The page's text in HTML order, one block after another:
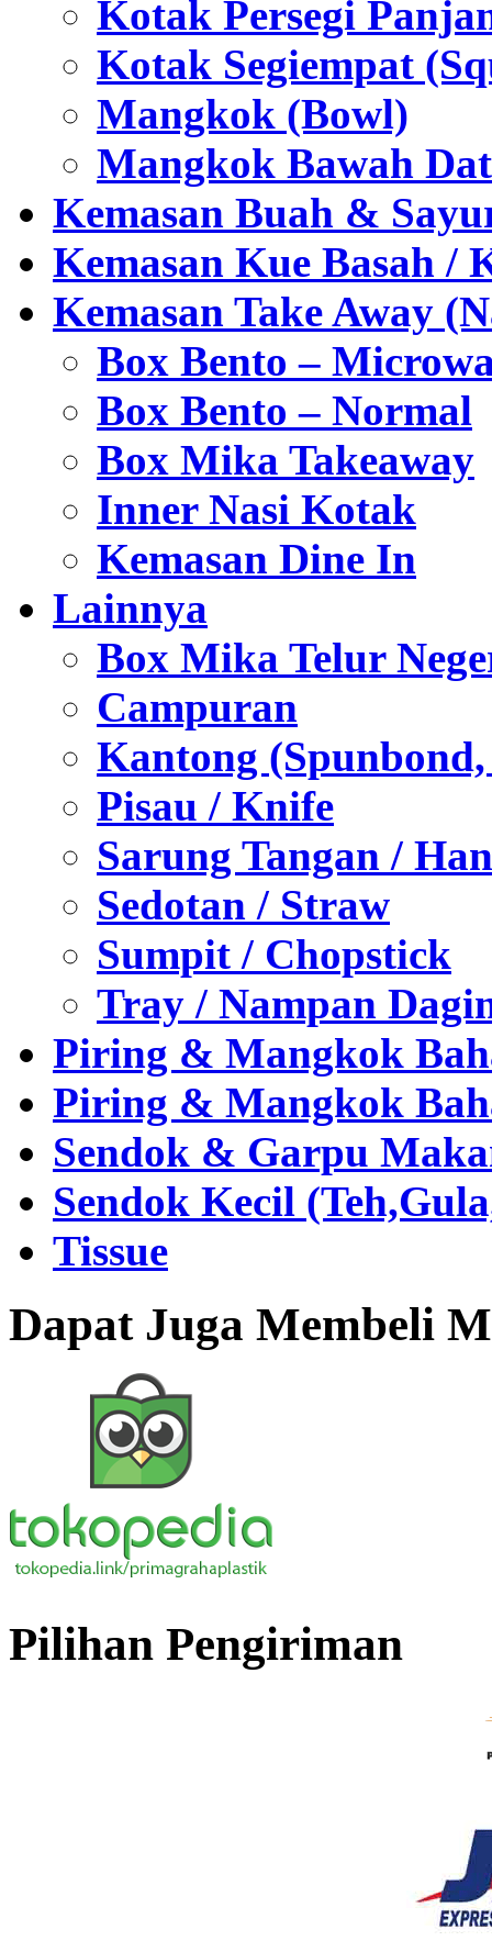
Kotak Persegi
Kotak Segiempat
Mangkok (Bowl)
Mangkok Bawah
Kemasan Buah &
Kemasan Kue Basah /
Kemasan Take Away
Box Bento –
Box Bento – Normal
Box Mika Takeaway
Inner Nasi Kotak
Kemasan Dine In
Lainnya
Box Mika Telur
Campuran
Kantong
Pisau / Knife
Sarung Tangan /
Sedotan / Straw
Sumpit / Chopstick
Tray / Nampan
Piring & Mangkok
Piring & Mangkok
Sendok & Garpu
Sendok Kecil
Tissue
Dapat Juga Membeli
Pilihan Pengiriman